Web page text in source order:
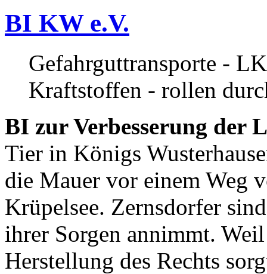
BI KW e.V.
Gefahrguttransporte -
Kraftstoffen - rollen
BI zur Verbesserung der
Tier in Königs
die Mauer vor einem Weg
Krüpelsee. Zernsdorfer
ihrer Sorgen annimmt.
Herstellung des Rechts